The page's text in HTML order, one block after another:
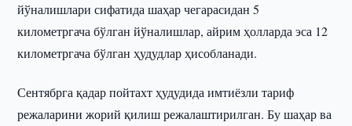
йўналишлари сифатида шаҳар чегарасидан 5
километргача бўлган йўналишлар, айрим ҳолларда эса 12
километргача бўлган ҳудудлар ҳисобланади.
Сентябрга қадар пойтахт ҳудудида имтиёзли тариф
режаларини жорий қилиш режалаштирилган. Бу шаҳар ва